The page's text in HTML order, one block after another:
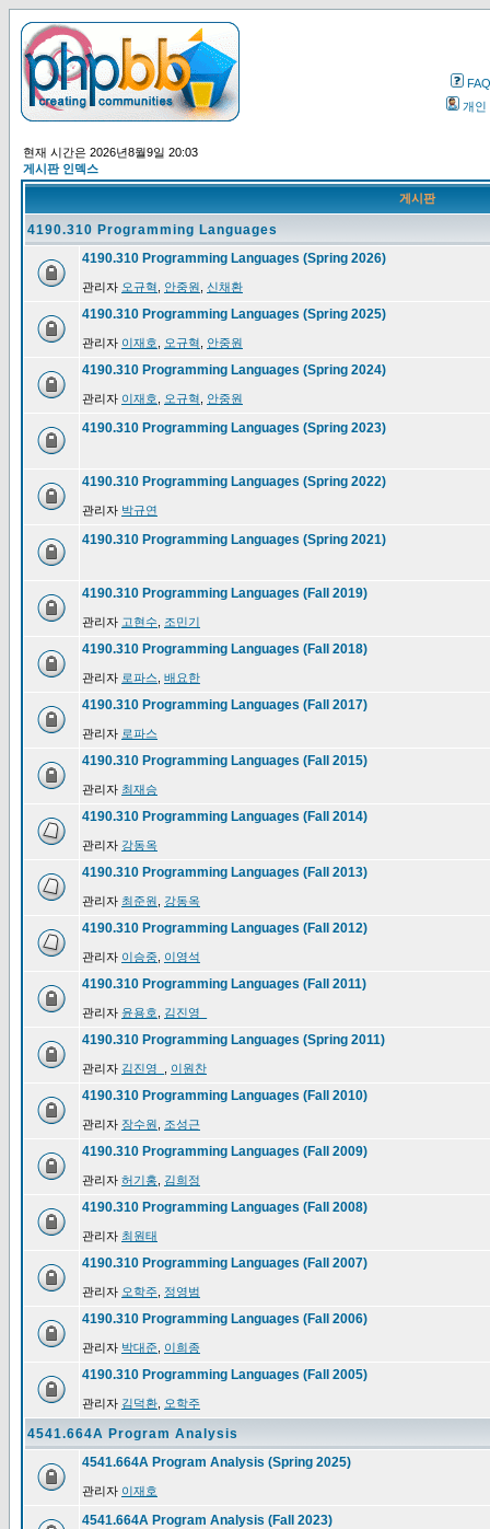
FAQ
개인
현재 시간은 2026년8월9일 20:03
게시판 인덱스
게시판
4190.310 Programming Languages
4190.310 Programming Languages (Spring 2026)
관리자 오규혁 안중원 신채환
4190.310 Programming Languages (Spring 2025)
관리자 이재호 오규혁 안중원
4190.310 Programming Languages (Spring 2024)
관리자 이재호 오규혁 안중원
4190.310 Programming Languages (Spring 2023)
4190.310 Programming Languages (Spring 2022)
관리자 박규연
4190.310 Programming Languages (Spring 2021)
4190.310 Programming Languages (Fall 2019)
관리자 고현수 조민기
4190.310 Programming Languages (Fall 2018)
관리자 로파스 배요한
4190.310 Programming Languages (Fall 2017)
관리자 로파스
4190.310 Programming Languages (Fall 2015)
관리자 최재승
4190.310 Programming Languages (Fall 2014)
관리자 강동옥
4190.310 Programming Languages (Fall 2013)
관리자 최준원 강동옥
4190.310 Programming Languages (Fall 2012)
관리자 이승중 이영석
4190.310 Programming Languages (Fall 2011)
관리자 윤용호 김진영_
4190.310 Programming Languages (Spring 2011)
관리자 김진영_ 이원찬
4190.310 Programming Languages (Fall 2010)
관리자 장수원 조성근
4190.310 Programming Languages (Fall 2009)
관리자 허기홍 김희정
4190.310 Programming Languages (Fall 2008)
관리자 최원태
4190.310 Programming Languages (Fall 2007)
관리자 오학주 정영범
4190.310 Programming Languages (Fall 2006)
관리자 박대준 이희종
4190.310 Programming Languages (Fall 2005)
관리자 김덕환 오학주
4541.664A Program Analysis
4541.664A Program Analysis (Spring 2025)
관리자 이재호
4541.664A Program Analysis (Fall 2023)